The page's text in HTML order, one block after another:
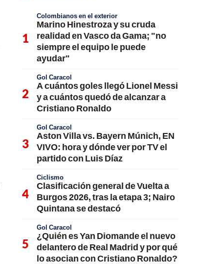
Colombianos en el exterior
Marino Hinestroza y su cruda
realidad en Vasco da Gama; "no
siempre el equipo le puede
ayudar"
Gol Caracol
A cuántos goles llegó Lionel Messi
y a cuántos quedó de alcanzar a
Cristiano Ronaldo
Gol Caracol
Aston Villa vs. Bayern Múnich, EN
VIVO: hora y dónde ver por TV el
partido con Luis Díaz
Ciclismo
Clasificación general de Vuelta a
Burgos 2026, tras la etapa 3; Nairo
Quintana se destacó
Gol Caracol
¿Quién es Yan Diomande el nuevo
delantero de Real Madrid y por qué
lo asocian con Cristiano Ronaldo?